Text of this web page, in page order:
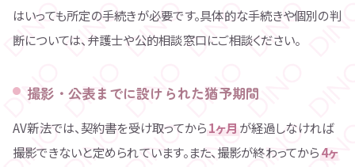
はいっても所定の手続きが必要です。具体的な手続きや個別の判
断については、弁護士や公的相談窓口にご相談ください。
撮影・公表までに設けられた猶予期間
AV新法では、契約書を受け取ってから1ヶ月 が経過しなければ
撮影できないと定められています。また、撮影が終わってから4ヶ